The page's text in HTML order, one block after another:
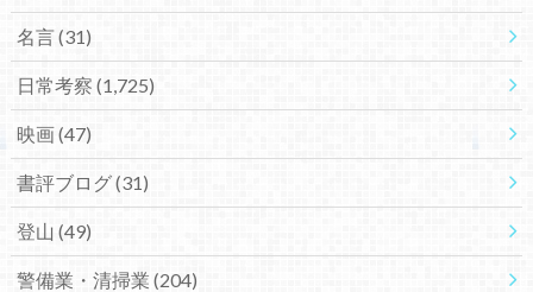
名言(31)
日常考察 (1,725)
映画(47)
書評ブログ(31)
登山 (49)
警備業・清掃業 (204)